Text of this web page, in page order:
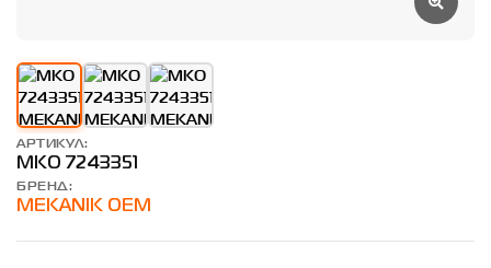
АРТИКУЛ:
MKO 7243351
БРЕНД:
MEKANIK OEM